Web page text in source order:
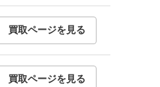
買取ページを見る
買取ページを見る